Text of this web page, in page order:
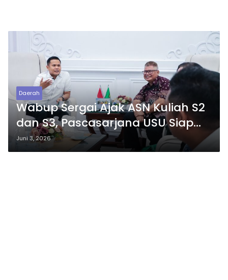
Daerah
Wabup Sergai Ajak ASN Kuliah S2
dan S3, Pascasarjana USU Siap
Perkuat SDM Daerah
Juni 3, 2026